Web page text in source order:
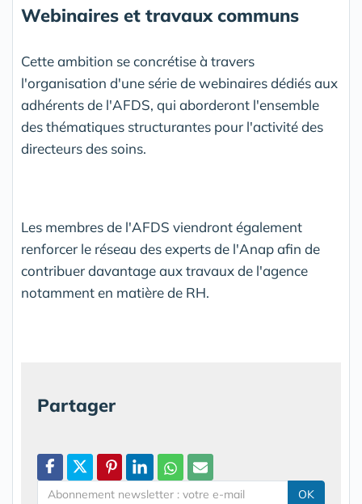
Webinaires et travaux communs
Cette ambition se concrétise à travers
l'organisation d'une série de webinaires dédiés aux
adhérents de l'AFDS, qui aborderont l'ensemble
des thématiques structurantes pour l'activité des
directeurs des soins.
Les membres de l'AFDS viendront également
renforcer le réseau des experts de l'Anap afin de
contribuer davantage aux travaux de l'agence
notamment en matière de RH.
Partager
OK